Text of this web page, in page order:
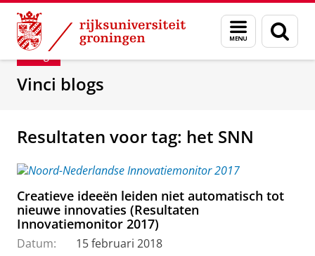
Skip
Content
Skip
Navigation
Menu
en
zoeken
Department of Innovation Management &
Blog
Vinci blogs
Resultaten voor tag: het SNN
Creatieve ideeën leiden niet automatisch tot
nieuwe innovaties (Resultaten
Innovatiemonitor 2017)
Datum:
15 februari 2018